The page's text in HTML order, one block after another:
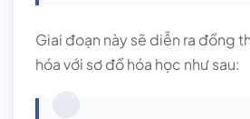
Giai đoạn này sẽ diễn ra đồng
hóa với sơ đồ hóa học như sau: